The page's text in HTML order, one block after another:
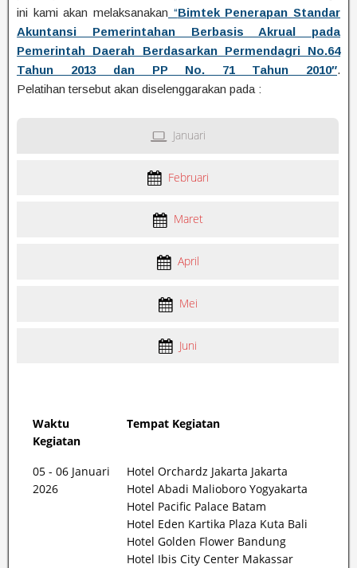
ini kami akan melaksanakan “Bimtek Penerapan Standar
Akuntansi Pemerintahan Berbasis Akrual pada
Pemerintah Daerah Berdasarkan Permendagri No.64
Tahun 2013 dan PP No. 71 Tahun 2010″.
Pelatihan tersebut akan diselenggarakan pada :
Januari
Februari
Maret
April
Mei
Juni
Waktu
Kegiatan
Tempat Kegiatan
05 - 06 Januari
2026
Hotel Orchardz Jakarta Jakarta
Hotel Abadi Malioboro Yogyakarta
Hotel Pacific Palace Batam
Hotel Eden Kartika Plaza Kuta Bali
Hotel Golden Flower Bandung
Hotel Ibis City Center Makassar